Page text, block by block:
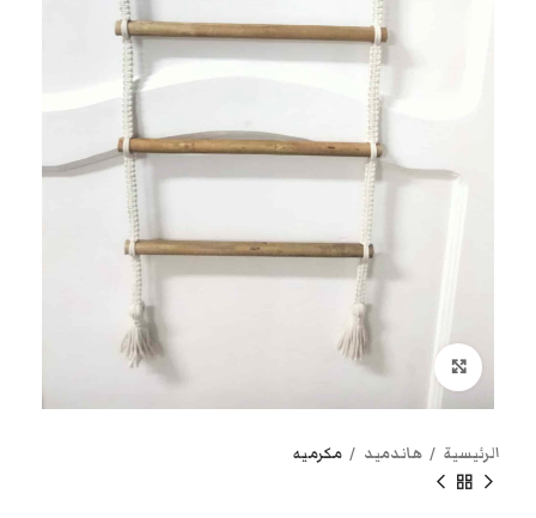
انقر هنا لتكبير الصورة
الرئيسية هاندميد مكرميه